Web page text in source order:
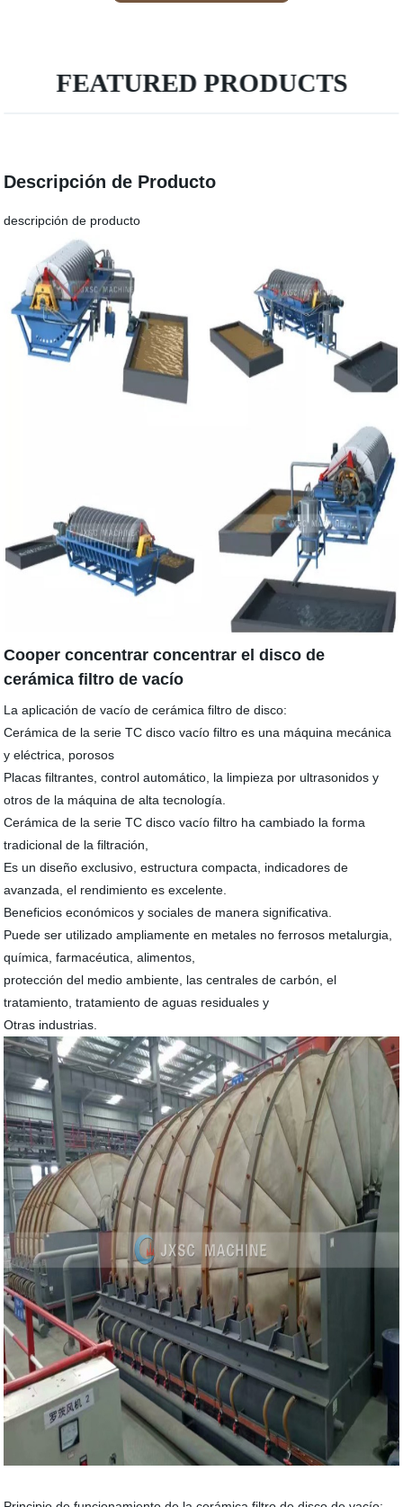
FEATURED PRODUCTS
Descripción de Producto
descripción de producto
Cooper concentrar concentrar el disco de
cerámica filtro de vacío
La aplicación de vacío de cerámica filtro de disco:
Cerámica de la serie TC disco vacío filtro es una máquina mecánica
y eléctrica, porosos
Placas filtrantes, control automático, la limpieza por ultrasonidos y
otros de la máquina de alta tecnología.
Cerámica de la serie TC disco vacío filtro ha cambiado la forma
tradicional de la filtración,
Es un diseño exclusivo, estructura compacta, indicadores de
avanzada, el rendimiento es excelente.
Beneficios económicos y sociales de manera significativa.
Puede ser utilizado ampliamente en metales no ferrosos metalurgia,
química, farmacéutica, alimentos,
protección del medio ambiente, las centrales de carbón, el
tratamiento, tratamiento de aguas residuales y
Otras industrias.